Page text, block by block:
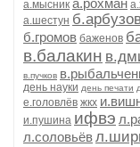
а.мысник а.рохман
а.шестун
б.громов баженов
в.балакин
в.пучков
день науки день печати
е.головлёв жкх
и.пушина ифвэ
л.соловьёв